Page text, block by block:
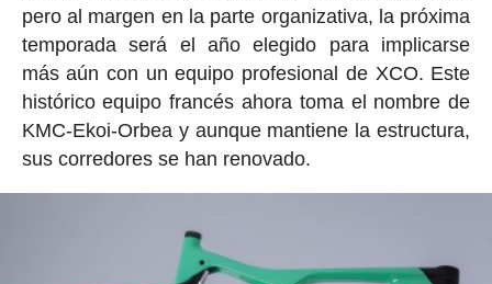
pero al margen en la parte organizativa, la próxima
temporada será el año elegido para implicarse
más aún con un equipo profesional de XCO. Este
histórico equipo francés ahora toma el nombre de
KMC-Ekoi-Orbea y aunque mantiene la estructura,
sus corredores se han renovado.